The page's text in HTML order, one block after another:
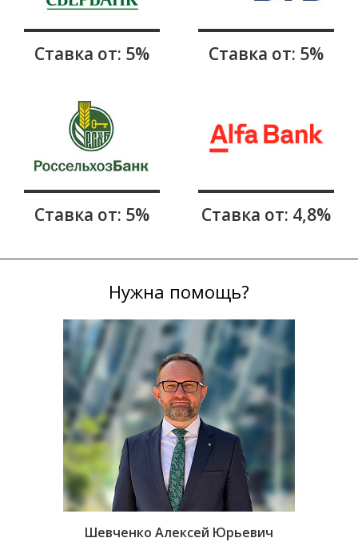
Ставка от: 5% Ставка от: 5%
Ставка от: 5% Ставка от: 4,8%
Нужна помощь?
Шевченко Алексей Юрьевич